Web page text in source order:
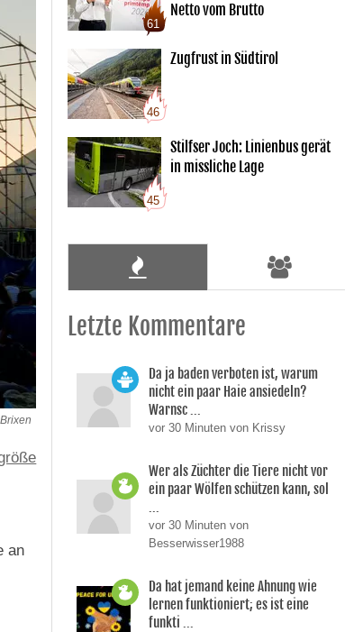
an
61
Netto vom Brutto
46
Zugfrust in Südtirol
45
Stilfser Joch: Linienbus gerät
in missliche Lage
Letzte Kommentare
Da ja baden verboten ist, warum
nicht ein paar Haie ansiedeln?
Warnsc ...
vor 30 Minuten von Krissy
Wer als Züchter die Tiere nicht vor
ein paar Wölfen schützen kann, sol
...
vor 30 Minuten von
Besserwisser1988
Da hat jemand keine Ahnung wie
lernen funktioniert; es ist eine
funkti ...